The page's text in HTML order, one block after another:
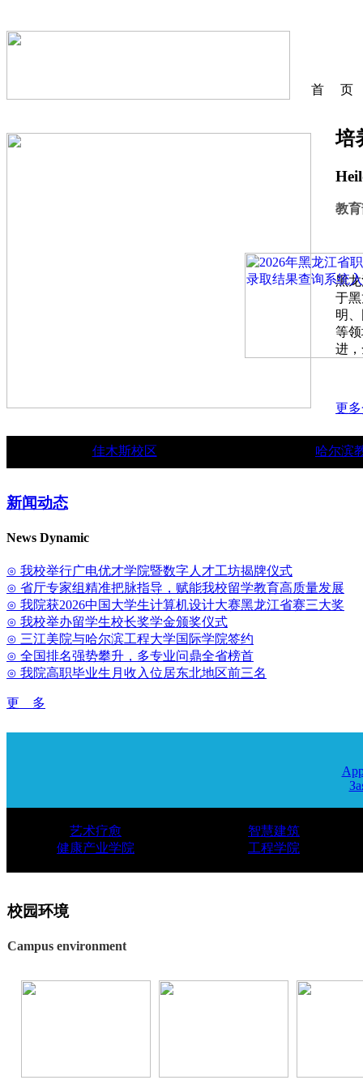
首 页
培
教
黑
于
明
等
进
更
佳木斯校区 哈尔滨
新闻动态
News Dynamic
⊙ 我校举行广电优才学院暨数字人才工坊揭牌仪式
⊙ 省厅专家组精准把脉指导，赋能我校留学教育高质量发展
⊙ 我院获2026中国大学生计算机设计大赛黑龙江省赛三大奖
⊙ 我校举办留学生校长奖学金颁奖仪式
⊙ 三江美院与哈尔滨工程大学国际学院签约
⊙ 全国排名强势攀升，多专业问鼎全省榜首
⊙ 我院高职毕业生月收入位居东北地区前三名
更 多
艺术疗愈
健康产业学院
智慧建筑
工程学院
校园环境
Campus environment